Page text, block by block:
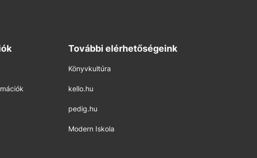
További elérhetőségeink
Könyvkultúra
kello.hu
pedig.hu
Modern Iskola